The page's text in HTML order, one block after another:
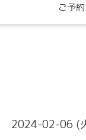
ご予
2024-02-06 (